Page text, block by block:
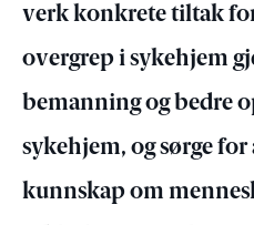
verk konkrete tiltak
overgrep i sykehjem
bemanning og bedre
sykehjem, og sørge
kunnskap om